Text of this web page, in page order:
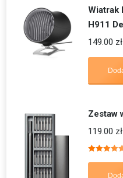
Wiatrak
H911
149.00 zł
Zestaw
119.00 zł
5.00